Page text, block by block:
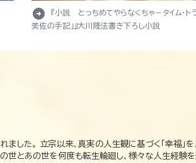
arrow_circle_right
『小説 とっちめてやらなくちゃ－タイム・ト
美佐の手記」』大川隆法書き下ろし小説
した。 立宗以来、真実の人生観に基づく「幸福」
世とあの世を何度も転生輪廻し、様々な人生経験